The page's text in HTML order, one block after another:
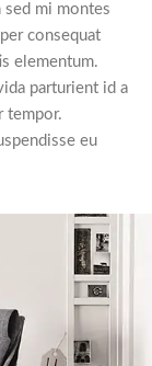
sed mi montes
consequat
elementum.
parturient id a
tempor.
eu